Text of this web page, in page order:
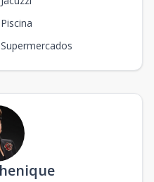
Piscina
Supermercados